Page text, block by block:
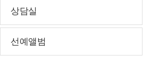
상담실
선예앨범